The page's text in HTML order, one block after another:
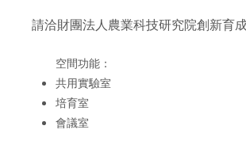
請洽財團法人農業科技研究院創新育
空間功能：
共用實驗室
培育室
會議室